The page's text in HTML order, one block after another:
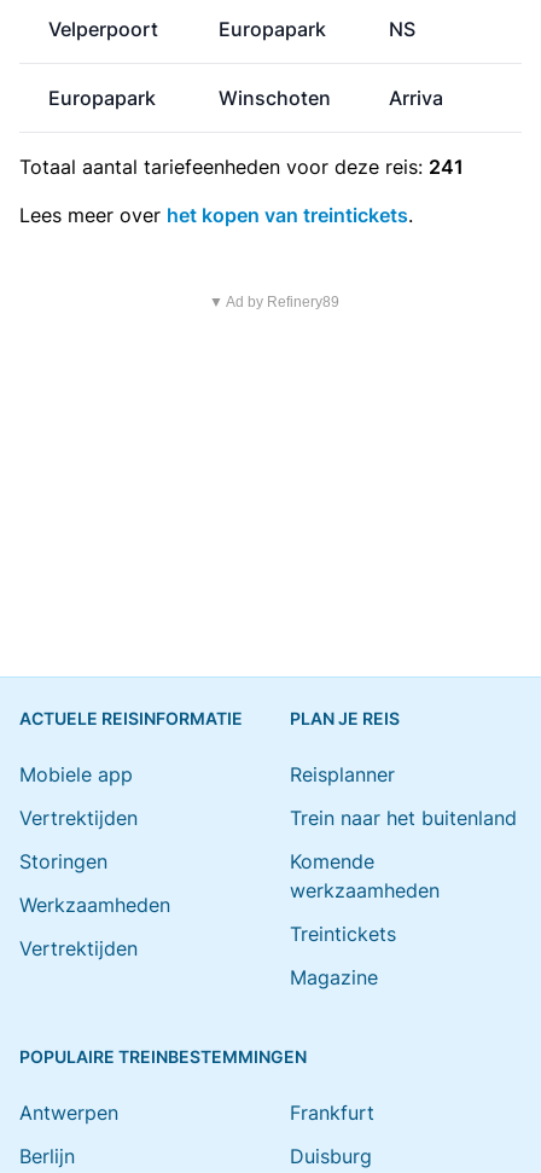
Velperpoort Europapark NS
Europapark Winschoten Arriva
Totaal aantal tariefeenheden voor deze reis: 241
Lees meer over het kopen van treintickets.
▼ Ad by Refinery89
ACTUELE REISINFORMATIE
Mobiele app
Vertrektijden
Storingen
Werkzaamheden
Vertrektijden
PLAN JE REIS
Reisplanner
Trein naar het buitenland
Komende
werkzaamheden
Treintickets
Magazine
POPULAIRE TREINBESTEMMINGEN
Antwerpen
Berlijn
Frankfurt
Duisburg